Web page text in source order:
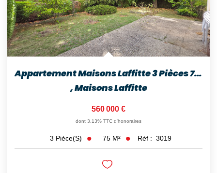
Appartement Maisons Laffitte 3 Pièces 75m2
,Maisons Laffitte
560 000 €
dont 3,13% TTC d'honoraires
3 Pièce(s) 75 M² Réf : 3019